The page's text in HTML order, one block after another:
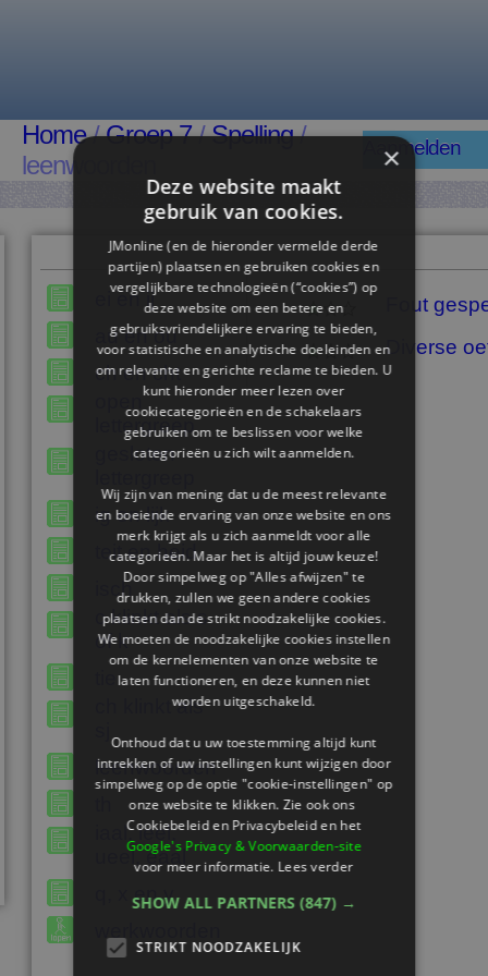
Home/Groep 7/Spelling/
leenwoorden
Aanmelden
ei en ij
au en ou
ch en cht
lettergreep
gesloten
ig en lijk
teit en heid
isch
c klinkt als s
of k
ch klinkt als
leenwoorden
iaal, ieel,
ueel, eaal
q, x en y
Fout
Diverse
×
Deze website maakt
gebruik van cookies.
JMonline (en de hieronder vermelde derde
partijen) plaatsen en gebruiken cookies en
vergelijkbare technologieën (“cookies”) op
deze website om een ​​betere en
gebruiksvriendelijkere ervaring te bieden,
voor statistische en analytische doeleinden en
om relevante en gerichte reclame te bieden. U
kunt hieronder meer lezen over
cookiecategorieën en de schakelaars
gebruiken om te beslissen voor welke
categorieën u zich wilt aanmelden.
Wij zijn van mening dat u de meest relevante
en boeiende ervaring van onze website en ons
merk krijgt als u zich aanmeldt voor alle
categorieën. Maar het is altijd jouw keuze!
Door simpelweg op "Alles afwijzen" te
drukken, zullen we geen andere cookies
plaatsen dan de strikt noodzakelijke cookies.
We moeten de noodzakelijke cookies instellen
om de kernelementen van onze website te
laten functioneren, en deze kunnen niet
worden uitgeschakeld.
Onthoud dat u uw toestemming altijd kunt
intrekken of uw instellingen kunt wijzigen door
simpelweg op de optie "cookie-instellingen" op
onze website te klikken. Zie ook ons ​​
Cookiebeleid en Privacybeleid en het
Google's Privacy & Voorwaarden-site
voor meer informatie.Lees verder
SHOW ALL PARTNERS (847) →
STRIKT NOODZAKELIJK